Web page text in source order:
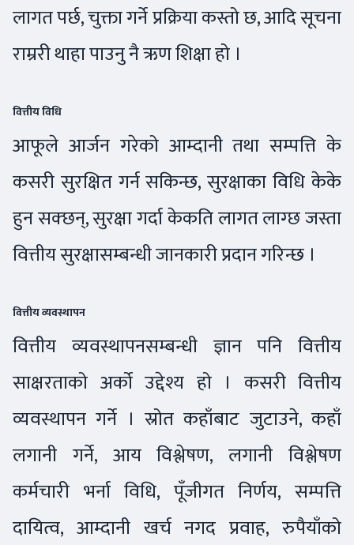
लागत पर्छ, चुक्ता गर्ने प्रक्रिया कस्तो छ, आदि सूचना
राम्ररी थाहा पाउनु नै ऋण शिक्षा हो ।
वित्तीय विधि
आफूले आर्जन गरेको आम्दानी तथा सम्पत्ति के
कसरी सुरक्षित गर्न सकिन्छ, सुरक्षाका विधि केके
हुन सक्छन्, सुरक्षा गर्दा केकति लागत लाग्छ जस्ता
वित्तीय सुरक्षासम्बन्धी जानकारी प्रदान गरिन्छ ।
वित्तीय व्यवस्थापन
वित्तीय व्यवस्थापनसम्बन्धी ज्ञान पनि वित्तीय
साक्षरताको अर्को उद्देश्य हो । कसरी वित्तीय
व्यवस्थापन गर्ने । स्रोत कहाँबाट जुटाउने, कहाँ
लगानी गर्ने, आय विश्लेषण, लगानी विश्लेषण
कर्मचारी भर्ना विधि, पूँजीगत निर्णय, सम्पत्ति
दायित्व, आम्दानी खर्च नगद प्रवाह, रुपैयाँको